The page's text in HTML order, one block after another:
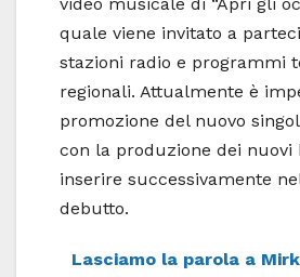
video musicale di “Apri gli
quale viene invitato a
stazioni radio e programmi
regionali. Attualmente è
promozione del nuovo
con la produzione dei nuovi
inserire successivamente
debutto.
Lasciamo la parola a